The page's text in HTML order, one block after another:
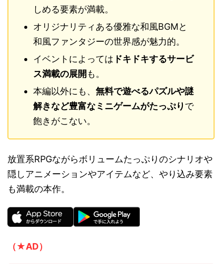
しめる要素が満載。
オリジナリティある優雅な和風BGMと
和風ファンタジーの世界感が魅力的。
イベントによっては ドキドキするサービ
ス満載の展開 も。
本編以外にも、 無料で遊べるパズルや謎
解きなど豊富なミニゲームがたっぷりで
飽きがこない。
放置系RPGながらボリュームたっぷりのシナリオや
隠しアニメーションやアイテムなど、やり込み要素
も満載の本作。
（★AD）